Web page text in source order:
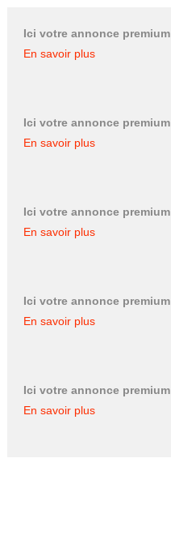
Ici votre annonce premium
En savoir plus
Ici votre annonce premium
En savoir plus
Ici votre annonce premium
En savoir plus
Ici votre annonce premium
En savoir plus
Ici votre annonce premium
En savoir plus